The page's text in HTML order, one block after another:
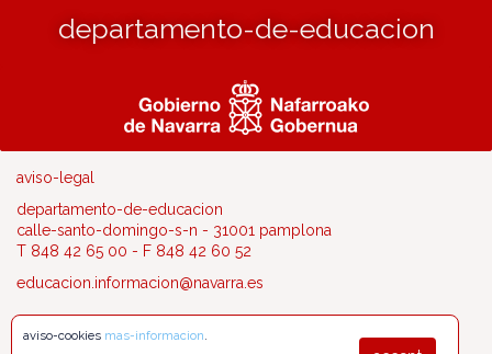
departamento-de-educacion
aviso-legal
departamento-de-educacion
calle-santo-domingo-s-n - 31001 pamplona
T 848 42 65 00 - F 848 42 60 52
educacion.informacion@navarra.es
aviso-cookies mas-informacion.